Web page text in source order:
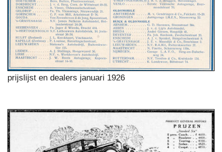
prijslijst en dealers januari 1926